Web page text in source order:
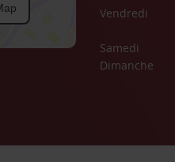
Vendredi
Samedi
Dimanche